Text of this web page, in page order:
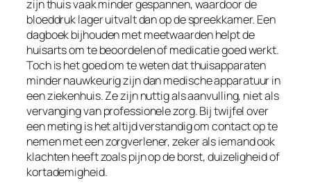
zijn thuis vaak minder gespannen, waardoor de
bloeddruk lager uitvalt dan op de spreekkamer. Een
dagboek bijhouden met meetwaarden helpt de
huisarts om te beoordelen of medicatie goed werkt.
Toch is het goed om te weten dat thuisapparaten
minder nauwkeurig zijn dan medische apparatuur in
een ziekenhuis. Ze zijn nuttig als aanvulling, niet als
vervanging van professionele zorg. Bij twijfel over
een meting is het altijd verstandig om contact op te
nemen met een zorgverlener, zeker als iemand ook
klachten heeft zoals pijn op de borst, duizeligheid of
kortademigheid.